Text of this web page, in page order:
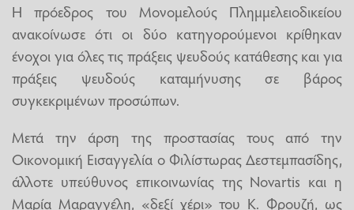
Η πρόεδρος του Μονομελούς Πλημμελειοδικείου
ανακοίνωσε ότι οι δύο κατηγορούμενοι κρίθηκαν
ένοχοι για όλες τις πράξεις ψευδούς κατάθεσης και για
πράξεις ψευδούς καταμήνυσης σε βάρος
συγκεκριμένων προσώπων.
Μετά την άρση της προστασίας τους από την
Οικονομική Εισαγγελία ο Φιλίστωρας Δεστεμπασίδης,
άλλοτε υπεύθυνος επικοινωνίας της Novartis και η
Μαρία Μαραγγέλη, «δεξί χέρι» του Κ. Φρουζή, ως